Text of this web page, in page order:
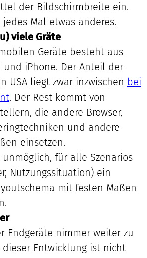
der Bildschirmbreite ein.
jedes Mal etwas anderes.
viele Gräte
Geräte besteht aus
und iPhone. Der Anteil der
USA liegt zwar inzwischen bei
. Der Rest kommt von
die andere Browser,
und andere
einsetzen.
unmöglich, für alle Szenarios
Nutzungssituation) ein
mit festen Maßen
Endgeräte nimmer weiter zu
Entwicklung ist nicht